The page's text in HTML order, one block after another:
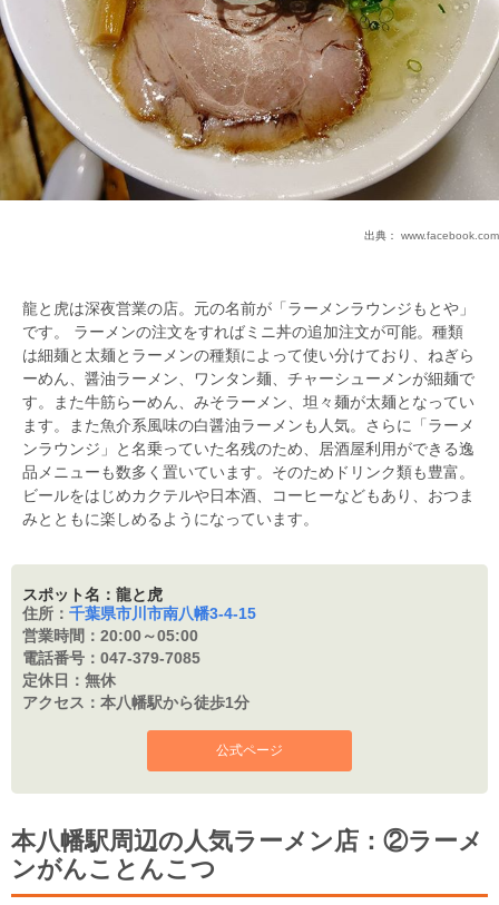
出典： www.facebook.com
龍と虎は深夜営業の店。元の名前が「ラーメンラウンジもとや」
です。 ラーメンの注文をすればミニ丼の追加注文が可能。種類
は細麺と太麺とラーメンの種類によって使い分けており、ねぎら
ーめん、醤油ラーメン、ワンタン麺、チャーシューメンが細麺で
す。また牛筋らーめん、みそラーメン、坦々麺が太麺となってい
ます。また魚介系風味の白醤油ラーメンも人気。さらに「ラーメ
ンラウンジ」と名乗っていた名残のため、居酒屋利用ができる逸
品メニューも数多く置いています。そのためドリンク類も豊富。
ビールをはじめカクテルや日本酒、コーヒーなどもあり、おつま
みとともに楽しめるようになっています。
スポット名：龍と虎
住所： 千葉県市川市南八幡3-4-15
営業時間： 20:00～05:00
電話番号： 047-379-7085
定休日： 無休
アクセス： 本八幡駅から徒歩1分
公式ページ
本八幡駅周辺の人気ラーメン店：②ラーメ
ンがんことんこつ